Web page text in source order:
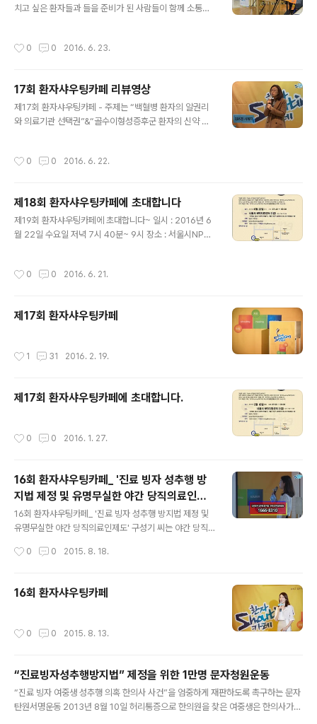
치고 싶은 환자들과 들을 준비가 된 사람들이 함께 소통하
행되었습니다! 제18회 환자샤우팅카페 일시 : 2016년 6
0 0 2016. 6. 23.
17회 환자샤우팅카페 리뷰영상
제17회 환자샤우팅카페 - 주제는 “백혈병 환자의 알권리
와 의료기관 선택권”&“골수이형성증후군 환자의 신약 접
근권 ”을 주제로 2시간 동안 진행됬습니다. 첫 번째 샤우팅
차병원에서 항암치료를 받던 중 곰팡이균 감염 및 뇌출열
로 사망한 27살 청년 김상준 군의 누나 김은경 씨의 사례
입니다. 두 번째 샤우팅은 골수이형성증후군으로 투병중인
경’을 만들기 위해 개최하는 ‘환자Sh..
0 0 2016. 6. 22.
제18회 환자샤우팅카페에 초대합니다
제19회 환자샤우팅카페에 초대합니다~ 일시 : 2016년 6
월 22일 수요일 저녁 7시 40분~ 9시 장소 : 서울시NPO
0 0 2016. 6. 21.
제17회 환자샤우팅카페
1 31 2016. 2. 19.
제17회 환자샤우팅카페에 초대합니다.
0 0 2016. 1. 27.
16회 환자샤우팅카페_ '진료 빙자 성추행 방
지법 제정 및 유명무실한 야간 당직의료인제
도'
16회 환자샤우팅카페_ '진료 빙자 성추행 방지법 제정 및
유명무실한 야간 당직의료인제도' 구성기 씨는 야간 당직
만 해주었더라도 딸은 사망하지 않았을 거라며 “야간 당직
8월 한의사가 한 달 동안 7차례나 “수기치료” 명목으로 여
중생(당시 1학년)의 속옷을 벗기고 손을 넣어 추행 했지만
다. 피해 여중생의 샤우팅이 있었습니다. ‘환자Shouting
카페’는 외치고 싶은 환자들과 들을 준비된 사람들은 누구
0 0 2015. 8. 18.
16회 환자샤우팅카페
0 0 2015. 8. 13.
“진료빙자성추행방지법” 제정을 위한 1만명 문자청원운동
“진료 빙자 여중생 성추행 의혹 한의사 사건”을 엄중하게 재판하도록 촉구하는 문자
탄원서명운동 2013년 8월 10일 허리통증으로 한의원을 찾은 여중생은 한의사가